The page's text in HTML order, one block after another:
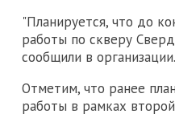
"Планируется, что до
работы по скверу
сообщили в организации.
Отметим, что ранее
работы в рамках